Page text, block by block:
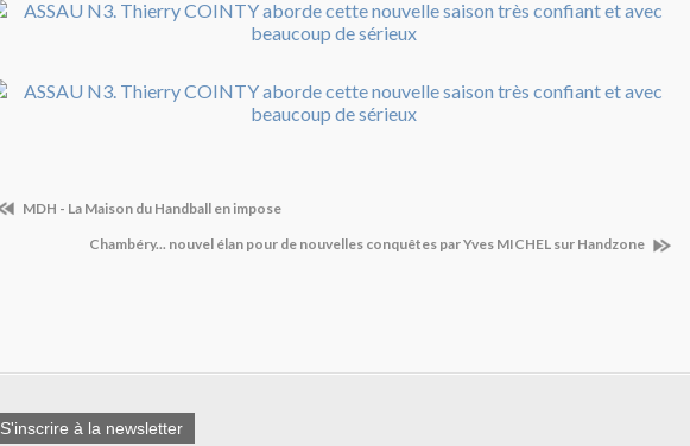
MDH - La Maison du Handball en impose
Chambéry... nouvel élan pour de nouvelles conquêtes par Yves MICHEL sur Handzone
S'inscrire à la newsletter